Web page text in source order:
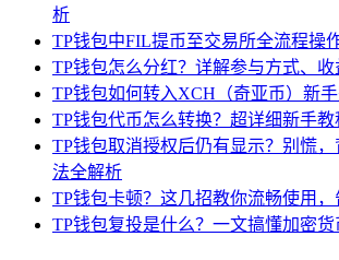
析
TP钱包中FIL提币至交易所全流程操
TP钱包怎么分红？详解参与方式、
TP钱包如何转入XCH（奇亚币）新
TP钱包代币怎么转换？超详细新手
TP钱包取消授权后仍有显示？别慌
法全解析
TP钱包卡顿？这几招教你流畅使用
TP钱包复投是什么？一文搞懂加密